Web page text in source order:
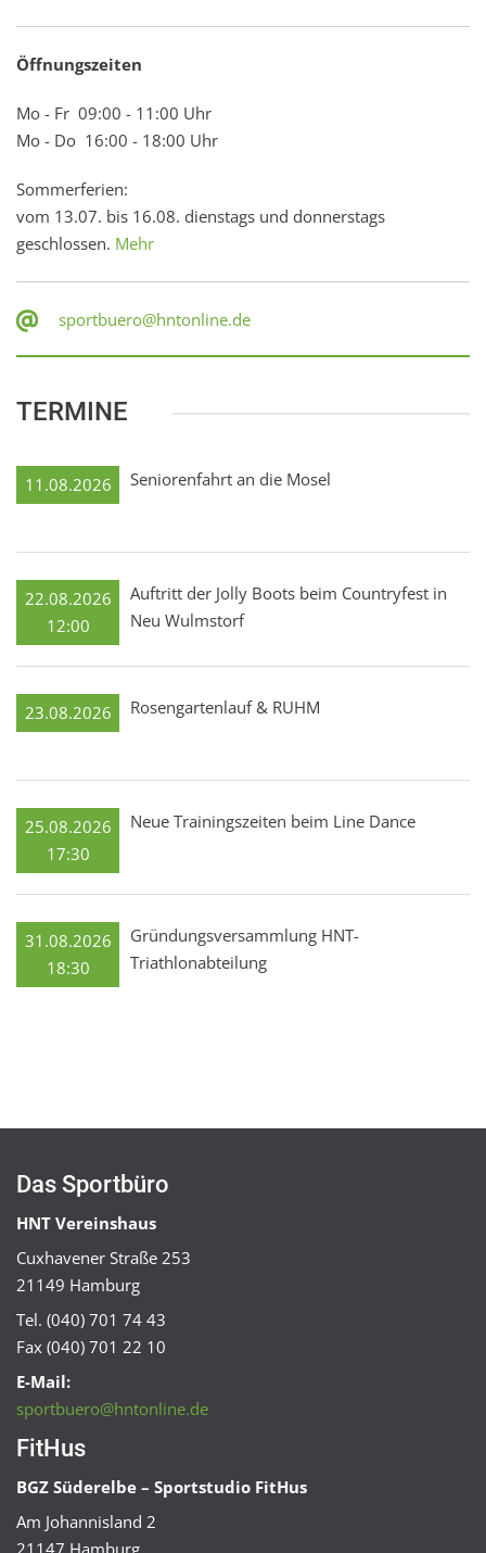
Öffnungszeiten
Mo - Fr 09:00 - 11:00 Uhr
Mo - Do 16:00 - 18:00 Uhr
Sommerferien:
vom 13.07. bis 16.08. dienstags und donnerstags
geschlossen. Mehr
sportbuero@hntonline.de
TERMINE
11.08.2026 Seniorenfahrt an die Mosel
22.08.2026
12:00
Auftritt der Jolly Boots beim Countryfest in
Neu Wulmstorf
23.08.2026 Rosengartenlauf & RUHM
25.08.2026
17:30
Neue Trainingszeiten beim Line Dance
31.08.2026
18:30
Gründungsversammlung HNT-
Triathlonabteilung
Das Sportbüro
HNT Vereinshaus
Cuxhavener Straße 253
21149 Hamburg
Tel. (040) 701 74 43
Fax (040) 701 22 10
E-Mail:
sportbuero@hntonline.de
FitHus
BGZ Süderelbe – Sportstudio FitHus
Am Johannisland 2
21147 Hamburg